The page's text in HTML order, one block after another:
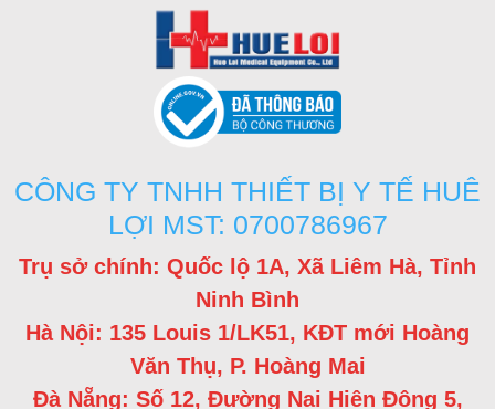
CÔNG TY TNHH THIẾT BỊ Y TẾ HUÊ
LỢI MST: 0700786967
Trụ sở chính: Quốc lộ 1A, Xã Liêm Hà, Tỉnh
Ninh Bình
Hà Nội: 135 Louis 1/LK51, KĐT mới Hoàng
Văn Thụ, P. Hoàng Mai
Đà Nẵng: Số 12, Đường Nại Hiên Đông 5,